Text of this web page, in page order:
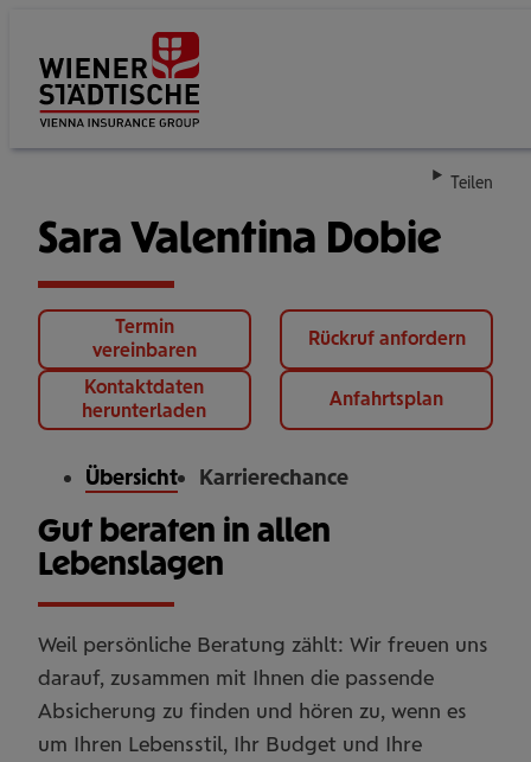
Teilen
Sara Valentina Dobie
Termin
vereinbaren
Rückruf anfordern
Kontaktdaten
herunterladen
Anfahrtsplan
Übersicht Karrierechance
Gut beraten in allen
Lebenslagen
Weil persönliche Beratung zählt: Wir freuen uns
darauf, zusammen mit Ihnen die passende
Absicherung zu finden und hören zu, wenn es
um Ihren Lebensstil, Ihr Budget und Ihre